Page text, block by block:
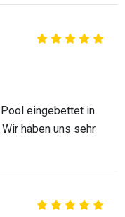
eingebettet in
haben uns sehr